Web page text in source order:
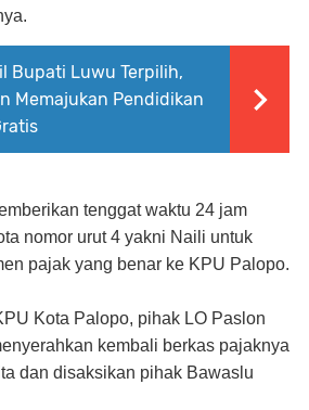
Bupati Luwu Terpilih,
Memajukan Pendidikan
tenggat waktu 24 jam
nomor urut 4 yakni Naili untuk
pajak yang benar ke KPU Palopo.
Kota Palopo, pihak LO Paslon
kembali berkas pajaknya
dan disaksikan pihak Bawaslu